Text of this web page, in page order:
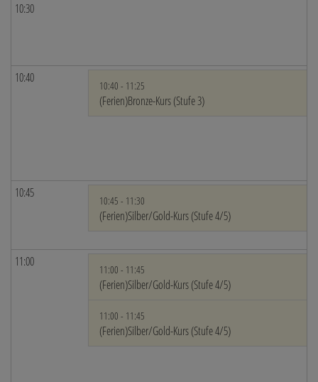
10:30
10:40
10:40 - 11:25
(Ferien)Bronze-Kurs (Stufe 3)
10:45
10:45 - 11:30
(Ferien)Silber/Gold-Kurs (Stufe 4/5)
11:00
11:00 - 11:45
(Ferien)Silber/Gold-Kurs (Stufe 4/5)
11:00 - 11:45
(Ferien)Silber/Gold-Kurs (Stufe 4/5)